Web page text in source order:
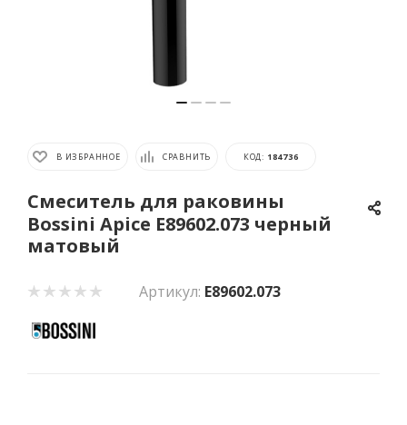
В ИЗБРАННОЕ СРАВНИТЬ КОД: 184736
Смеситель для раковины
Bossini Apice E89602.073 черный
матовый
Артикул: E89602.073